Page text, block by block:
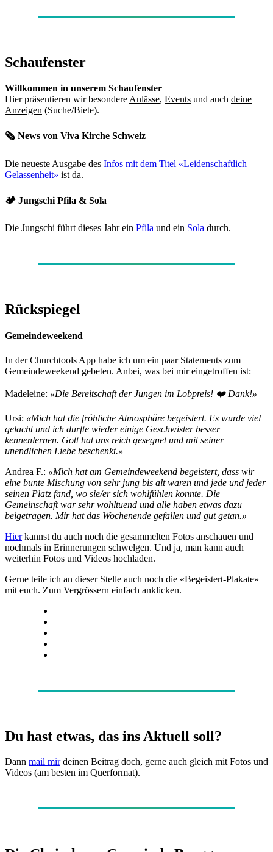
Schaufenster
Willkommen in unserem Schaufenster
Hier präsentieren wir besondere Anlässe, Events und auch deine
Anzeigen (Suche/Biete).
🗞️ News von Viva Kirche Schweiz
Die neueste Ausgabe des Infos mit dem Titel «Leidenschaftlich
Gelassenheit» ist da.
🏕️ Jungschi Pfila & Sola
Die Jungschi führt dieses Jahr ein Pfila und ein Sola durch.
Rückspiegel
Gemeindeweekend
In der Churchtools App habe ich um ein paar Statements zum
Gemeindeweekend gebeten. Anbei, was bei mir eingetroffen ist:
Madeleine: «Die Bereitschaft der Jungen im Lobpreis! ❤️ Dank!»
Ursi: «Mich hat die fröhliche Atmosphäre begeistert. Es wurde viel
gelacht und ich durfte wieder einige Geschwister besser
kennenlernen. Gott hat uns reich gesegnet und mit seiner
unendlichen Liebe beschenkt.»
Andrea F.: «Mich hat am Gemeindeweekend begeistert, dass wir
eine bunte Mischung von sehr jung bis alt waren und jede und jeder
seinen Platz fand, wo sie/er sich wohlfühlen konnte. Die
Gemeinschaft war sehr wohltuend und alle haben etwas dazu
beigetragen. Mir hat das Wochenende gefallen und gut getan.»
Hierkannst du auch noch die gesammelten Fotos anschauen und
nochmals in Erinnerungen schwelgen. Und ja, man kann auch
weiterhin Fotos und Videos hochladen.
Gerne teile ich an dieser Stelle auch noch die «Begeistert-Plakate»
mit euch. Zum Vergrössern einfach anklicken.
Du hast etwas, das ins Aktuell soll?
Dann mail mirdeinen Beitrag doch, gerne auch gleich mit Fotos und
Videos (am besten im Querformat).